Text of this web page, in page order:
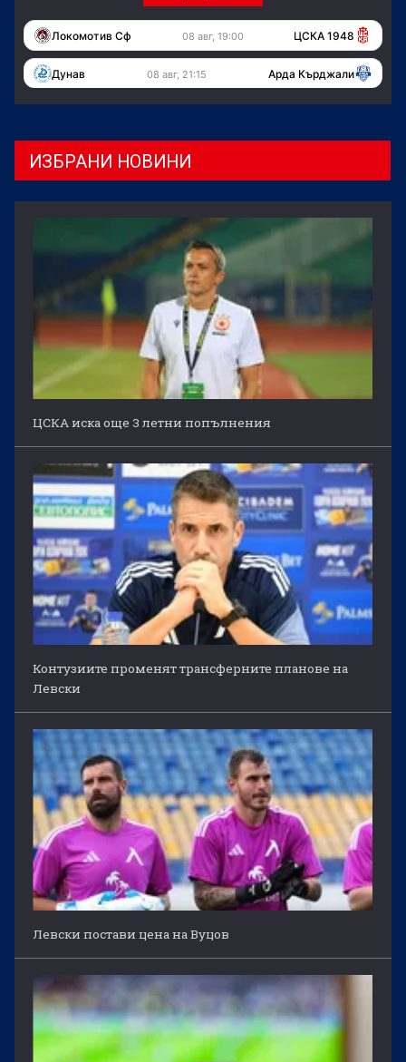
Локомотив Сф 08 авг, 19:00 ЦСКА 1948
Дунав 08 авг, 21:15 Арда Кърджали
ИЗБРАНИ НОВИНИ
ЦСКА иска още 3 летни попълнения
Контузиите променят трансферните планове на
Левски
Левски постави цена на Вуцов